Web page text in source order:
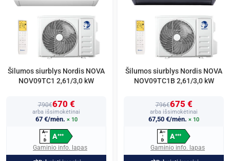
Šilumos siurblys Nordis NOVA
NOV09TC1 2,61/3,0 kW
790€670 €
arba išsimokėtinai
67 €/mėn. × 10
A+++
↑
D
A+++
Gaminio info. lapas
Šilumos siurblys Nordis NOVA
NOV09TC1B 2,61/3,0 kW
796€675 €
arba išsimokėtinai
67,50 €/mėn. × 10
A+++
↑
D
A+++
Gaminio info. lapas